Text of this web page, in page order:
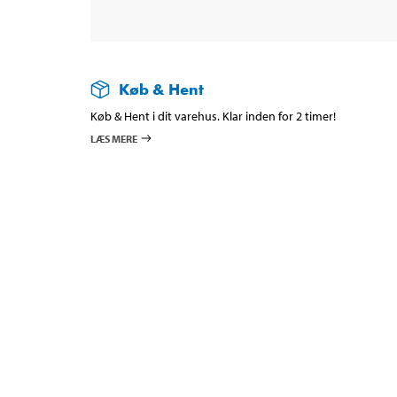
Køb & Hent
Køb & Hent i dit varehus. Klar inden for 2 timer!
LÆS MERE